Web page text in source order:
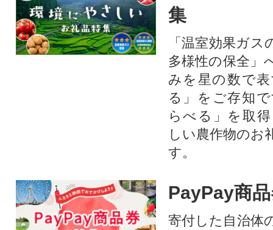
集
「温室効果ガ
多様性の保全」
みを星の数で
る」をご存知
らべる」を取
しい農作物のお
す。​
PayPay商
寄付した自治体